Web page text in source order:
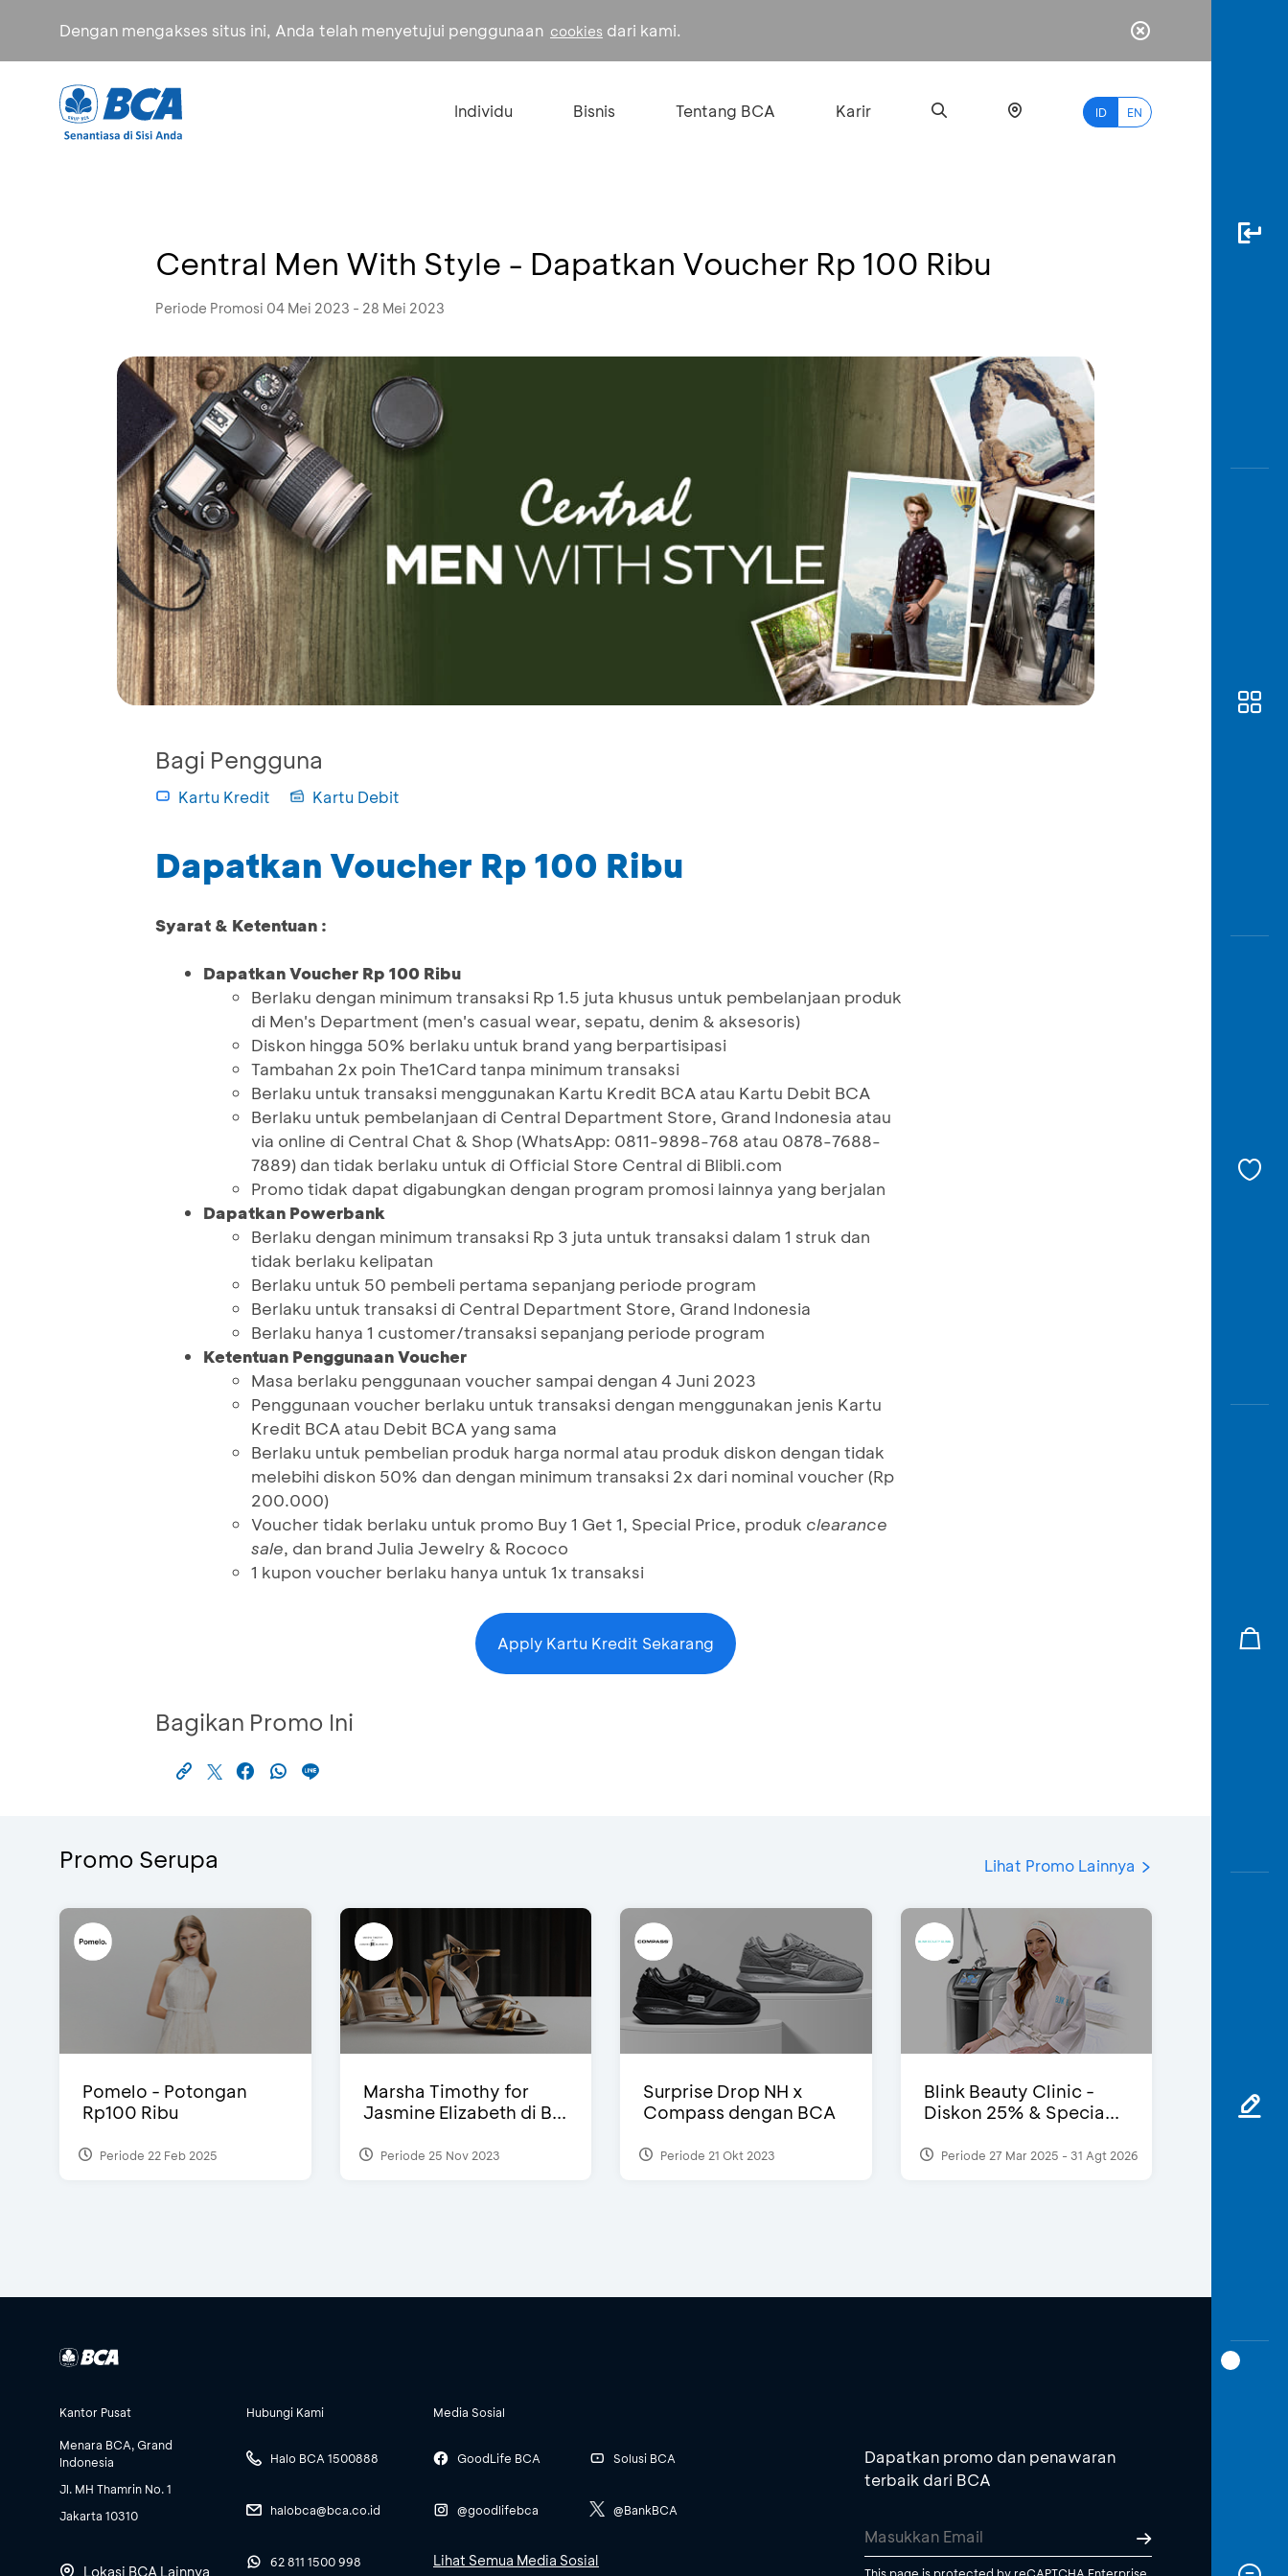
Dengan mengakses situs ini, Anda telah menyetujui penggunaan cookies dari kami.
Individu Bisnis Tentang BCA Karir ID EN
Central Men With Style - Dapatkan Voucher Rp 100 Ribu
Periode Promosi 04 Mei 2023 - 28 Mei 2023
Bagi Pengguna
Kartu Kredit Kartu Debit
Dapatkan Voucher Rp 100 Ribu
Syarat & Ketentuan :
Dapatkan Voucher Rp 100 Ribu
Berlaku dengan minimum transaksi Rp 1.5 juta khusus untuk pembelanjaan produk
di Men's Department (men's casual wear, sepatu, denim & aksesoris)
Diskon hingga 50% berlaku untuk brand yang berpartisipasi
Tambahan 2x poin The1Card tanpa minimum transaksi
Berlaku untuk transaksi menggunakan Kartu Kredit BCA atau Kartu Debit BCA
Berlaku untuk pembelanjaan di Central Department Store, Grand Indonesia atau
via online di Central Chat & Shop (WhatsApp: 0811-9898-768 atau 0878-7688-
7889) dan tidak berlaku untuk di Official Store Central di Blibli.com
Promo tidak dapat digabungkan dengan program promosi lainnya yang berjalan
Dapatkan Powerbank
Berlaku dengan minimum transaksi Rp 3 juta untuk transaksi dalam 1 struk dan
tidak berlaku kelipatan
Berlaku untuk 50 pembeli pertama sepanjang periode program
Berlaku untuk transaksi di Central Department Store, Grand Indonesia
Berlaku hanya 1 customer/transaksi sepanjang periode program
Ketentuan Penggunaan Voucher
Masa berlaku penggunaan voucher sampai dengan 4 Juni 2023
Penggunaan voucher berlaku untuk transaksi dengan menggunakan jenis Kartu
Kredit BCA atau Debit BCA yang sama
Berlaku untuk pembelian produk harga normal atau produk diskon dengan tidak
melebihi diskon 50% dan dengan minimum transaksi 2x dari nominal voucher (Rp
200.000)
Voucher tidak berlaku untuk promo Buy 1 Get 1, Special Price, produk clearance
sale, dan brand Julia Jewelry & Rococo
1 kupon voucher berlaku hanya untuk 1x transaksi
Apply Kartu Kredit Sekarang
Bagikan Promo Ini
Promo Serupa Lihat Promo Lainnya
Pomelo - Potongan
Rp100 Ribu
Periode 22 Feb 2025
Marsha Timothy for
Jasmine Elizabeth di B...
Periode 25 Nov 2023
Surprise Drop NH x
Compass dengan BCA
Periode 21 Okt 2023
Blink Beauty Clinic -
Diskon 25% & Specia...
Periode 27 Mar 2025 - 31 Agt 2026
Kantor Pusat
Menara BCA, Grand
Indonesia
Jl. MH Thamrin No. 1
Jakarta 10310
Lokasi BCA Lainnya
Hubungi Kami
Halo BCA 1500888
halobca@bca.co.id
62 811 1500 998
Media Sosial
GoodLife BCA
@goodlifebca
Solusi BCA
@BankBCA
Lihat Semua Media Sosial
Dapatkan promo dan penawaran
terbaik dari BCA